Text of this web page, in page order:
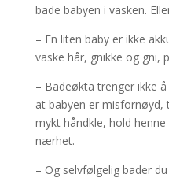
bade babyen i vasken.
– En liten baby er ikke
vaske hår, gnikke og gni,
– Badeøkta trenger ikke
at babyen er
mykt håndkle, hold
nærhet.
– Og selvfølgelig bader